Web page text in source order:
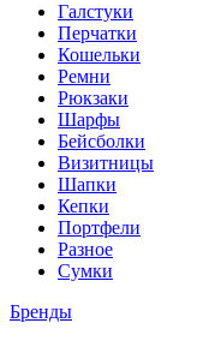
Галстуки
Перчатки
Кошельки
Ремни
Рюкзаки
Шарфы
Бейсболки
Визитницы
Шапки
Кепки
Портфели
Разное
Сумки
Бренды